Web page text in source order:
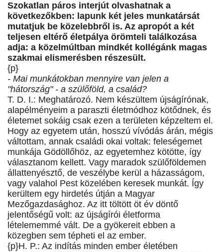
Szokatlan páros interjút olvashatnak a
következőkben: lapunk két jeles munkatársát
mutatjuk be közelebbről is. Az apropót a két
teljesen eltérő életpálya örömteli találkozása
adja: a közelmúltban mindkét kollégánk magas
szakmai elismerésben részesült.
{p}
- Mai munkátokban mennyire van jelen a
"hátország" - a szülőföld, a család?
T. D. I.: Meghatározó. Nem készültem újságírónak,
alapélményeim a paraszti életmódhoz kötődnek, és
életemet sokáig csak ezen a területen képzeltem el.
Hogy az egyetem után, hosszú vívódás árán, mégis
váltottam, annak családi okai voltak: feleségemet
munkája Gödöllőhöz, az egyetemhez kötötte, így
választanom kellett. Vagy maradok szülőföldemen
állattenyésztő, de veszélybe kerül a házasságom,
vagy valahol Pest közelében keresek munkát. Így
kerültem egy hirdetés útján a Magyar
Mezőgazdasághoz. Az itt töltött öt év döntő
jelentőségű volt: az újságírói életforma
lételememmé vált. De a gyökereit ebben a
közegben sem tépheti el az ember.
{p}H. P.: Az indítás minden ember életében